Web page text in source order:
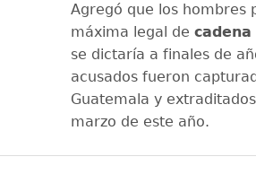
Agregó que los hombres
máxima legal de
se dictaría a finales de
acusados fueron
Guatemala y
marzo de este año.